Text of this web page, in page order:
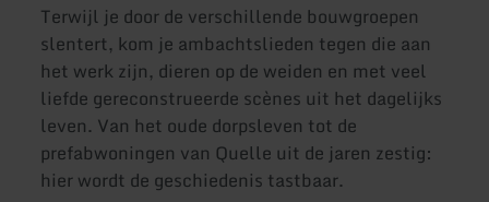
Terwijl je door de verschillende bouwgroepen
slentert, kom je ambachtslieden tegen die aan
het werk zijn, dieren op de weiden en met veel
liefde gereconstrueerde scènes uit het dagelijks
leven. Van het oude dorpsleven tot de
prefabwoningen van Quelle uit de jaren zestig:
hier wordt de geschiedenis tastbaar.